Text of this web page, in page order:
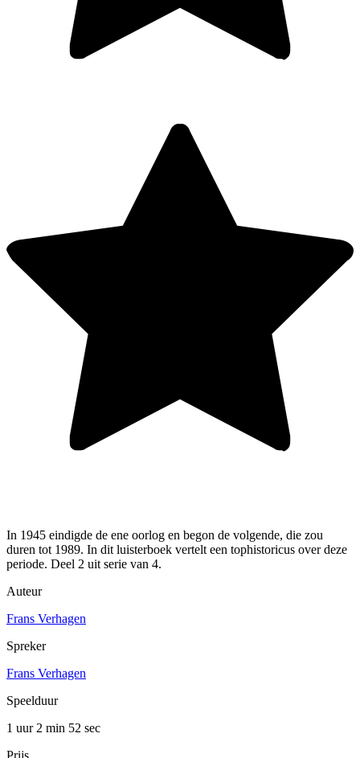
In 1945 eindigde de ene oorlog en begon de volgende, die zou
duren tot 1989. In dit luisterboek vertelt een tophistoricus over deze
periode. Deel 2 uit serie van 4.
Auteur
Frans Verhagen
Spreker
Frans Verhagen
Speelduur
1 uur 2 min 52 sec
Prijs